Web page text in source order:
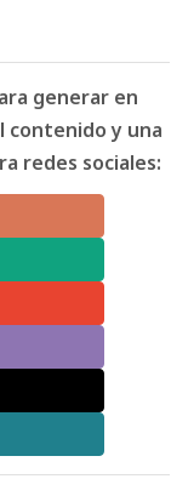
generar en
contenido y una
redes sociales: